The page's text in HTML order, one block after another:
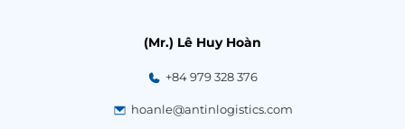
(Mr.) Lê Huy Hoàn
+84 979 328 376
hoanle@antinlogistics.com